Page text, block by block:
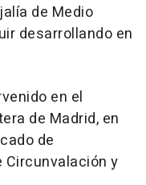
de Medio
desarrollando en
en el
de Madrid, en
de
Circunvalación y